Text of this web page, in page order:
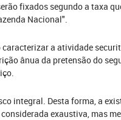
fixados segundo a taxa
Nacional".
caracterizar a atividade
ânua da pretensão do
integral. Desta forma, a
exaustiva, mas